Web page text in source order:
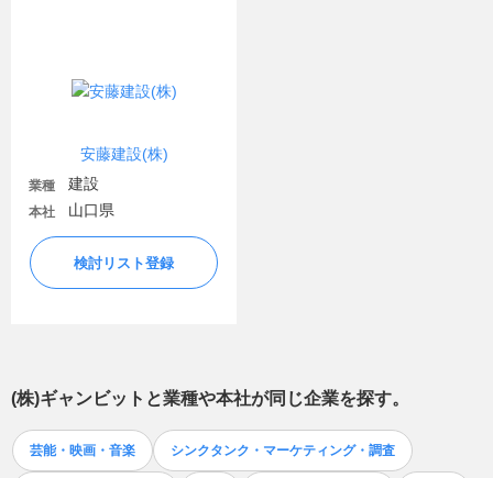
安藤建設(株)
業種 建設
本社 山口県
検討リスト登録
(株)ギャンビット と業種や本社が同じ企業を探す。
芸能・映画・音楽 シンクタンク・マーケティング・調査